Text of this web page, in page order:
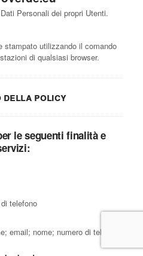
Personali dei propri Utenti.
stampato utilizzando il comando
di qualsiasi browser.
della policy
le seguenti finalità e
telefono
email; nome; numero di telefono